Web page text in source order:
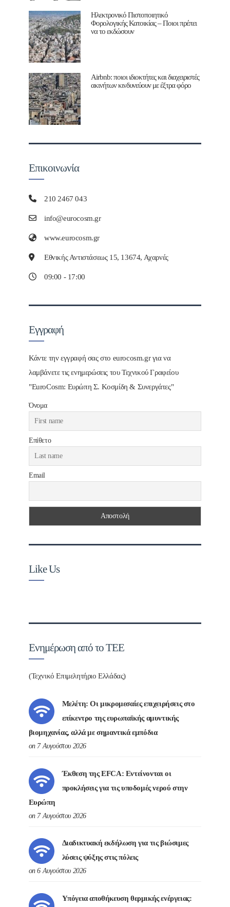
Ηλεκτρονικό Πιστοποιητικό
Φορολογικής Κατοικίας – Ποιοι πρέπει
να το εκδώσουν
Airbnb: ποιοι ιδιοκτήτες και διαχειριστές
ακινήτων κινδυνεύουν με έξτρα φόρο
Επικοινωνία
210 2467 043
info@eurocosm.gr
www.eurocosm.gr
Εθνικής Αντιστάσεως 15, 13674, Αχαρνές
09:00 - 17:00
Εγγραφή
Κάντε την εγγραφή σας στο eurocosm.gr για να
λαμβάνετε τις ενημερώσεις του Τεχνικού Γραφείου
"EuroCosm: Ευρώπη Σ. Κοσμίδη & Συνεργάτες"
Όνομα
Επίθετο
Email
Like Us
Ενημέρωση από το ΤΕΕ
(Τεχνικό Επιμελητήριο Ελλάδας)
Μελέτη: Οι μικρομεσαίες επιχειρήσεις στο
επίκεντρο της ευρωπαϊκής αμυντικής
βιομηχανίας, αλλά με σημαντικά εμπόδια
on 7 Αυγούστου 2026
Έκθεση της EFCA: Εντείνονται οι
προκλήσεις για τις υποδομές νερού στην
Ευρώπη
on 7 Αυγούστου 2026
Διαδικτυακή εκδήλωση για τις βιώσιμες
λύσεις ψύξης στις πόλεις
on 6 Αυγούστου 2026
Υπόγεια αποθήκευση θερμικής ενέργειας: